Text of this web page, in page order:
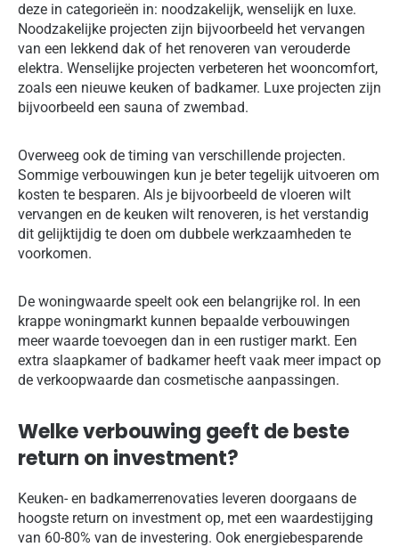
deze in categorieën in: noodzakelijk, wenselijk en luxe.
Noodzakelijke projecten zijn bijvoorbeeld het vervangen
van een lekkend dak of het renoveren van verouderde
elektra. Wenselijke projecten verbeteren het wooncomfort,
zoals een nieuwe keuken of badkamer. Luxe projecten zijn
bijvoorbeeld een sauna of zwembad.
Overweeg ook de timing van verschillende projecten.
Sommige verbouwingen kun je beter tegelijk uitvoeren om
kosten te besparen. Als je bijvoorbeeld de vloeren wilt
vervangen en de keuken wilt renoveren, is het verstandig
dit gelijktijdig te doen om dubbele werkzaamheden te
voorkomen.
De woningwaarde speelt ook een belangrijke rol. In een
krappe woningmarkt kunnen bepaalde verbouwingen
meer waarde toevoegen dan in een rustiger markt. Een
extra slaapkamer of badkamer heeft vaak meer impact op
de verkoopwaarde dan cosmetische aanpassingen.
Welke verbouwing geeft de beste
return on investment?
Keuken- en badkamerrenovaties leveren doorgaans de
hoogste return on investment op, met een waardestijging
van 60-80% van de investering. Ook energiebesparende